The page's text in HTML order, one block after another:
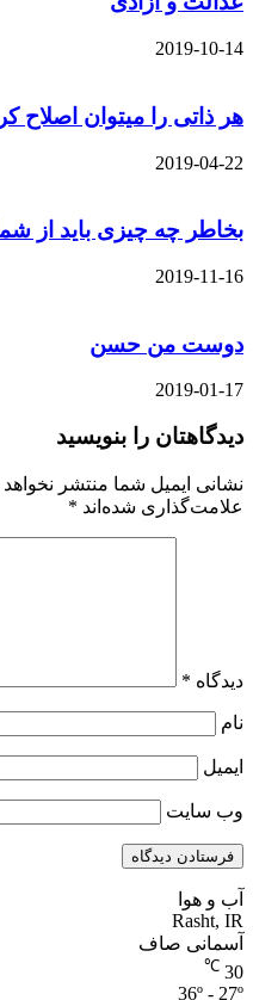
2019-10-14
هر ذاتی را میتوان اصلاح
2019-04-22
بخاطر چه چیزی باید از شما
2019-11-16
دوست من حسن
2019-01-17
دیدگاهتان را بنویسید
نشانی ایمیل شما منتشر
علامت‌گذاری شده‌اند *
دیدگاه *
نام
ایمیل
وب‌ سایت
آب و هوا
Rasht, IR
آسمانی صاف
30
℃
36º - 27º